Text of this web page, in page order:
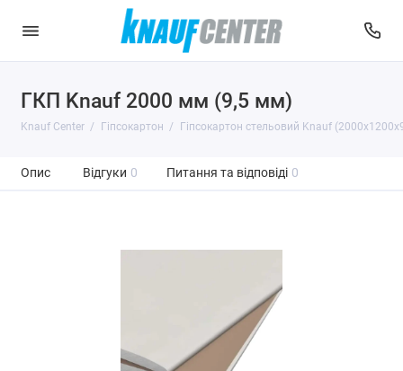
ГКП Knauf 2000 мм (9,5 мм)
Knauf Center Гіпсокартон Гіпсокартон стельовий Knauf
Опис Відгуки 0 Питання та відповіді 0